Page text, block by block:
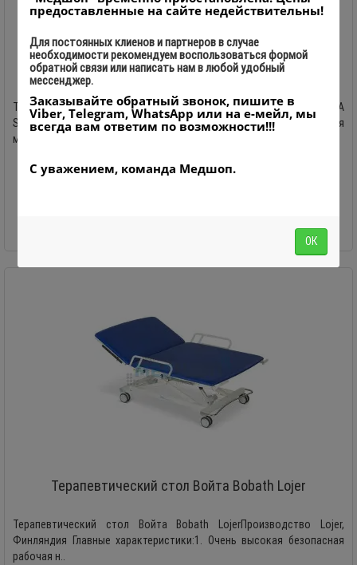
Тележка приборная медицинская с креплением под
два монитора Farmatic МТМ-2-NATA SL
Тележка приборная медицинская Farmatic МТМ-2-NATA
SLПроизводитель: ООО «НАТА ГРУПП», Украина Тележка приборная
медицинская ..
25 700.00 грн.
Терапевтический стол Войта Bobath Lojer
Терапевтический стол Войта Bobath LojerПроизводство Lojer,
Финляндия Главные характеристики:1. Очень высокая безопасная
рабочая н..
предоставленные на сайте недействительны!
Для постоянных клиенов и партнеров в случае
необходимости рекомендуем воспользоваться формой
обратной связи или написать нам в любой удобный
мессенджер.
Заказывайте обратный звонок, пишите в
Viber, Telegram, WhatsApp или на е-мейл, мы
всегда вам ответим по возможности!!!
С уважением, команда Медшоп.
ОК